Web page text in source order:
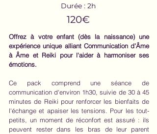
Durée : 2h
120€
Offrez à votre enfant (dès la naissance) une
expérience unique alliant Communication d’Âme
à Âme et Reiki pour l'aider à harmoniser ses
émotions.
Ce pack comprend une séance de
communication d'environ 1h30, suivie de 30 à 45
minutes de Reiki pour renforcer les bienfaits de
l'échange et apaiser les tensions. Pour les tout-
petits, un moment de réconfort est assuré : ils
peuvent rester dans les bras de leur parent